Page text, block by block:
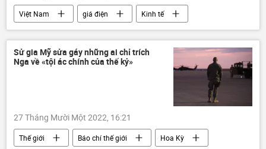
Việt Nam giá điện
Kinh tế
năng lượng
EU
EVN
khí đốt
Cuộc khủng hoảng ở Ukraina
Sử gia Mỹ sửa gáy những ai chỉ trích
Nga về «tội ác chính của thế kỷ»
27 Tháng Mười Một 2022, 16:21
Thế giới Báo chí thế giới Hoa Kỳ